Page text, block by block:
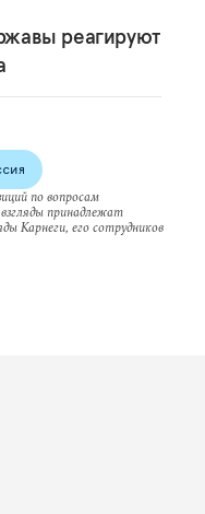
реагируют
по вопросам
принадлежат
Карнеги, его сотрудников